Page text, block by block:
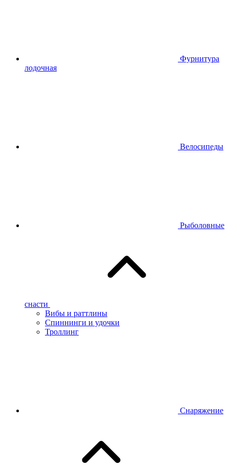
Фурнитура
лодочная
Велосипеды
Рыболовные
снасти
Вибы и раттлины
Спиннинги и удочки
Троллинг
Снаряжение